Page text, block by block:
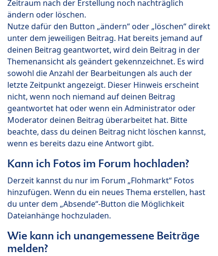
Zeitraum nach der Erstellung noch nachträglich
ändern oder löschen.
Nutze dafür den Button „ändern“ oder „löschen“ direkt
unter dem jeweiligen Beitrag. Hat bereits jemand auf
deinen Beitrag geantwortet, wird dein Beitrag in der
Themenansicht als geändert gekennzeichnet. Es wird
sowohl die Anzahl der Bearbeitungen als auch der
letzte Zeitpunkt angezeigt. Dieser Hinweis erscheint
nicht, wenn noch niemand auf deinen Beitrag
geantwortet hat oder wenn ein Administrator oder
Moderator deinen Beitrag überarbeitet hat. Bitte
beachte, dass du deinen Beitrag nicht löschen kannst,
wenn es bereits dazu eine Antwort gibt.
Kann ich Fotos im Forum hochladen?
Derzeit kannst du nur im Forum „Flohmarkt“ Fotos
hinzufügen. Wenn du ein neues Thema erstellen, hast
du unter dem „Absende“-Button die Möglichkeit
Dateianhänge hochzuladen.
Wie kann ich unangemessene Beiträge
melden?